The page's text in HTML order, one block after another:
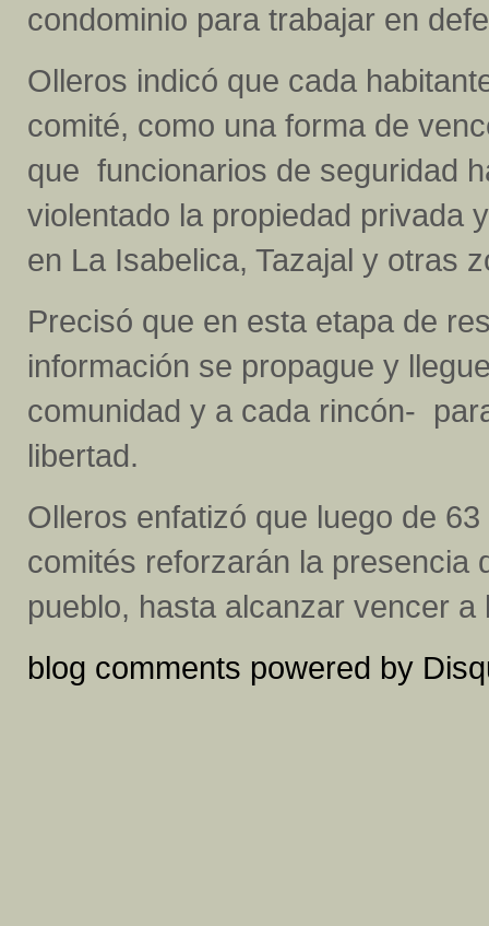
condominio para trabajar en
Olleros indicó que cada
comité, como una forma de
que funcionarios de seguridad
violentado la propiedad privada
en La Isabelica, Tazajal y otras
Precisó que en esta etapa de
información se propague y
comunidad y a cada rincón-
libertad.
Olleros enfatizó que luego de
comités reforzarán la presencia
pueblo, hasta alcanzar vencer
blog comments powered by